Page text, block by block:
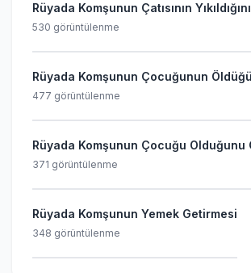
Rüyada Komşunun Çatısının
530 görüntülenme
Rüyada Komşunun Çocuğunun
477 görüntülenme
Rüyada Komşunun Çocuğu Olduğunu
371 görüntülenme
Rüyada Komşunun Yemek Getirmesi
348 görüntülenme